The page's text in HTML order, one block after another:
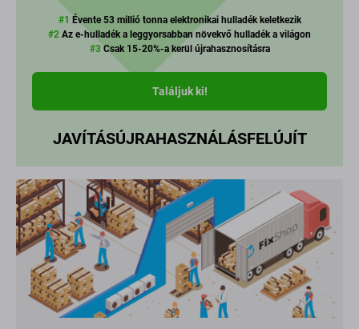
#1 Évente 53 millió tonna elektronikai hulladék keletkezik
#2 Az e-hulladék a leggyorsabban növekvő hulladék a világon
#3Csak 15-20%-a kerül újrahasznosításra
Találjuk ki!
JAVÍTÁSÚJRAHASZNÁLÁSFELÚJÍT